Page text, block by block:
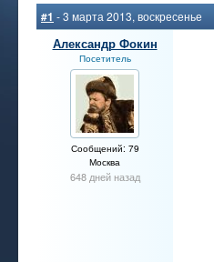
#1 - 3 марта 2013, воскресенье
Александр Фокин
Посетитель
Сообщений: 79
Москва
648 дней назад